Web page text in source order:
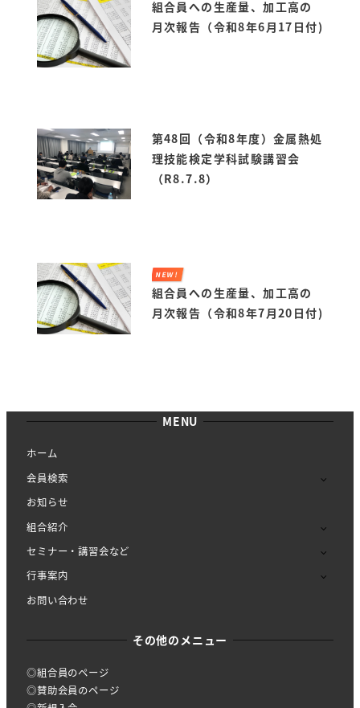
組合員への生産量、加工高の
月次報告（令和8年6月17日付)
第48回（令和8年度）金属熱処
理技能検定学科試験講習会
（R8.7.8）
NEW!
組合員への生産量、加工高の
月次報告（令和8年7月20日付)
MENU
ホーム
会員検索
お知らせ
組合紹介
セミナー・講習会など
行事案内
お問い合わせ
その他のメニュー
◎組合員のページ
◎賛助会員のページ